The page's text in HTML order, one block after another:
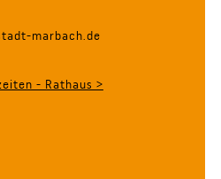
marbach.de
- Rathaus >